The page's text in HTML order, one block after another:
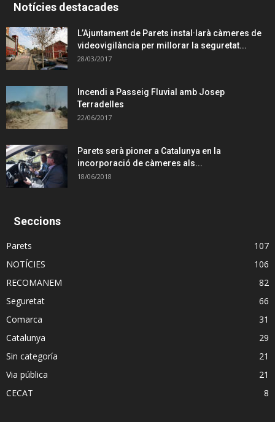
Notícies destacades
L’Ajuntament de Parets instal·larà càmeres de
videovigilància per millorar la seguretat...
28/03/2017
Incendi a Passeig Fluvial amb Josep
Terradelles
22/06/2017
Parets serà pioner a Catalunya en la
incorporació de càmeres als...
18/06/2018
Seccions
Parets
107
NOTÍCIES
106
RECOMANEM
82
Seguretat
66
Comarca
31
Catalunya
29
Sin categoría
21
Via pública
21
CECAT
8